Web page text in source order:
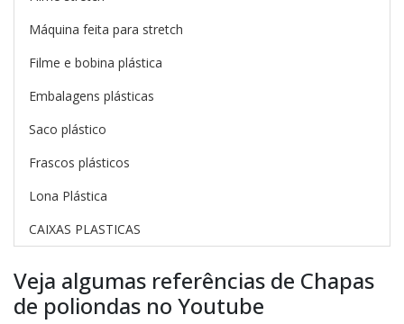
Máquina feita para stretch
Filme e bobina plástica
Embalagens plásticas
Saco plástico
Frascos plásticos
Lona Plástica
CAIXAS PLASTICAS
Veja algumas referências de Chapas
de poliondas no Youtube